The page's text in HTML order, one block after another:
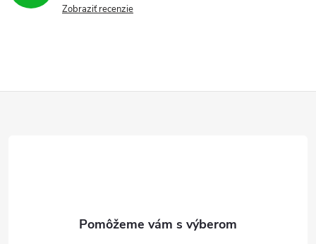
Zobraziť recenzie